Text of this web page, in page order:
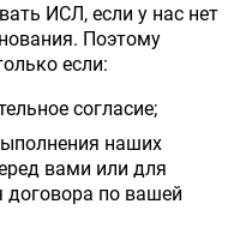
ИСЛ, если у нас нет
Поэтому
если:
согласие;
наших
вами или для
договора по вашей